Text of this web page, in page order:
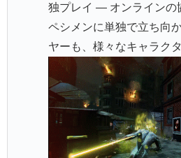
独プレイ — オンラインの
ペシメンに単独で立ち向
ヤーも、様々なキャラク